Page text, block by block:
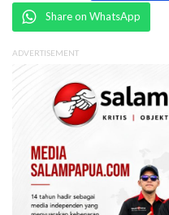
Share on WhatsApp
ADVERTISEMENT